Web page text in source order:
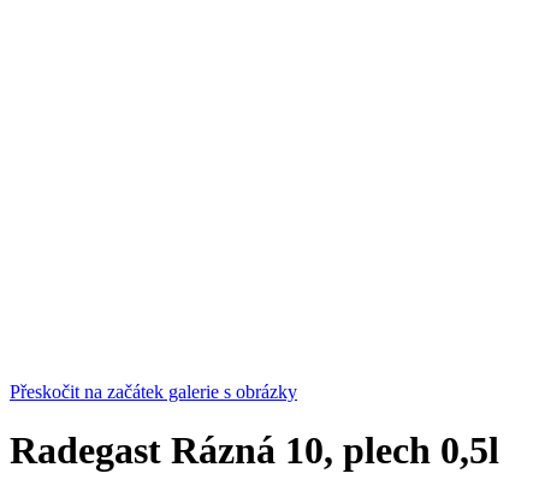
Přeskočit na začátek galerie s obrázky
Radegast Rázná 10, plech 0,5l